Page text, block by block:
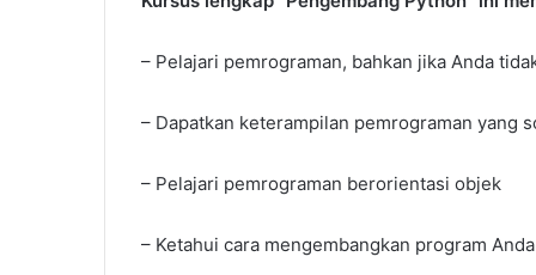
– Pelajari pemrograman, bahkan jika Anda
– Dapatkan keterampilan pemrograman yang
– Pelajari pemrograman berorientasi objek
– Ketahui cara mengembangkan program